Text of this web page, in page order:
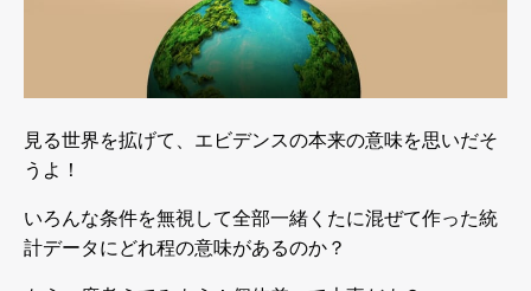
見る世界を拡げて、エビデンスの本来の意味を思いだそ
うよ！
いろんな条件を無視して全部一緒くたに混ぜて作った統
計データにどれ程の意味があるのか？